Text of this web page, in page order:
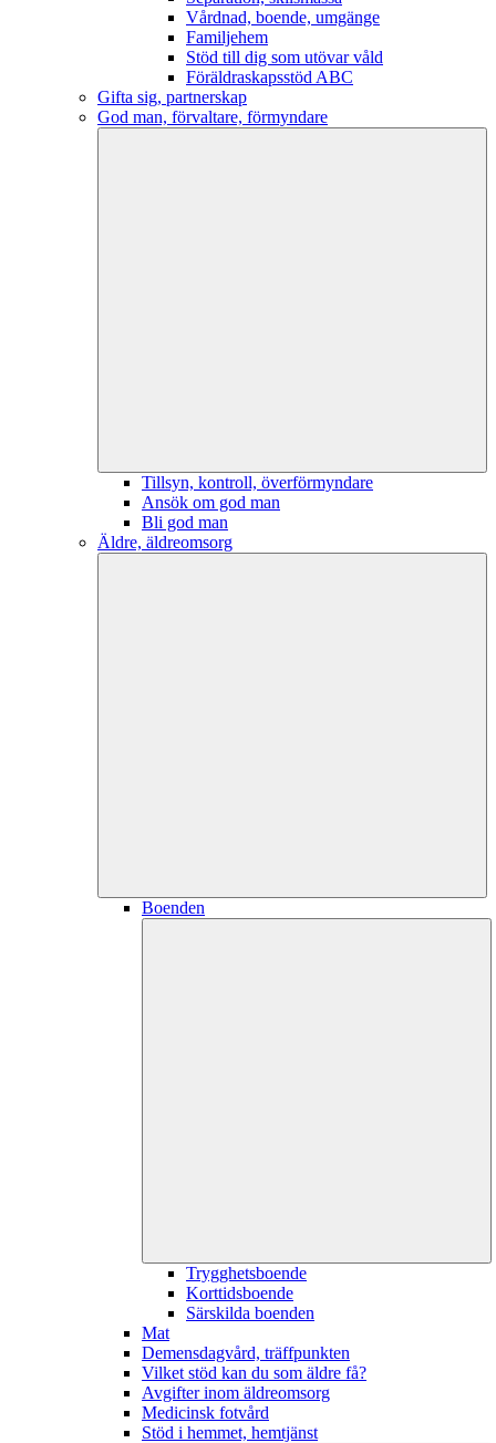
Vårdnad, boende, umgänge
Familjehem
Stöd till dig som utövar våld
Föräldraskapsstöd ABC
Gifta sig, partnerskap
God man, förvaltare, förmyndare
Tillsyn, kontroll, överförmyndare
Ansök om god man
Bli god man
Äldre, äldreomsorg
Boenden
Trygghetsboende
Korttidsboende
Särskilda boenden
Mat
Demensdagvård, träffpunkten
Vilket stöd kan du som äldre få?
Avgifter inom äldreomsorg
Medicinsk fotvård
Stöd i hemmet, hemtjänst